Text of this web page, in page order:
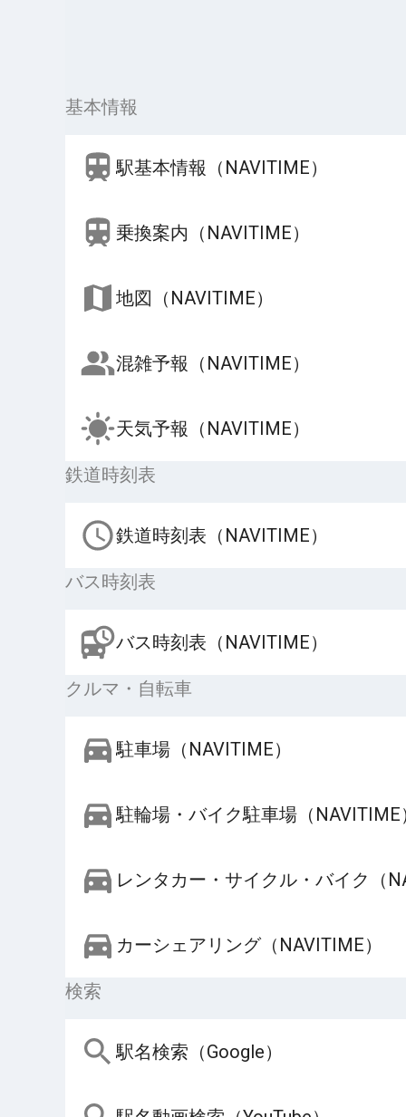
基本情報
駅基本情報（NAVITIME）
乗換案内（NAVITIME）
地図（NAVITIME）
混雑予報（NAVITIME）
天気予報（NAVITIME）
鉄道時刻表
鉄道時刻表（NAVITIME）
バス時刻表
バス時刻表（NAVITIME）
クルマ・自転車
駐車場（NAVITIME）
駐輪場・バイク駐車場（NAVITIME
レンタカー・サイクル・バイク（
カーシェアリング（NAVITIME）
検索
駅名検索（Google）